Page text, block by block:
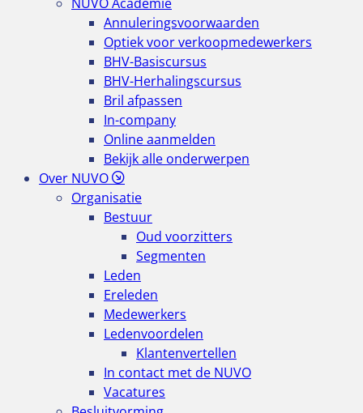
Annuleringsvoorwaarden
Optiek voor verkoopmedewerkers
BHV-Basiscursus
BHV-Herhalingscursus
Bril afpassen
In-company
Online aanmelden
Bekijk alle onderwerpen
Over NUVO
Organisatie
Bestuur
Oud voorzitters
Segmenten
Leden
Ereleden
Medewerkers
Ledenvoordelen
Klantenvertellen
In contact met de NUVO
Vacatures